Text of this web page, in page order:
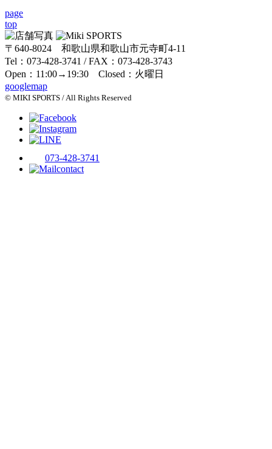
page
top
〒640-8024 和歌山県和歌山市元寺町4-11
Tel：073-428-3741 / FAX：073-428-3743
Open：11:00→19:30 Closed：火曜日
googlemap
© MIKI SPORTS / All Rights Reserved
073-428-3741
contact